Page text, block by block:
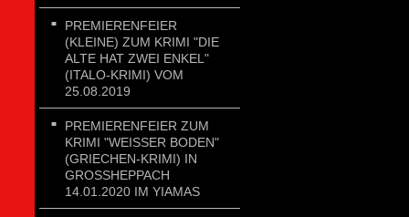
PREMIERENFEIER
(KLEINE) ZUM KRIMI "DIE
ALTE HAT ZWEI ENKEL"
(ITALO-KRIMI) VOM
25.08.2019
PREMIERENFEIER ZUM
KRIMI "WEISSER BODEN"
(GRIECHEN-KRIMI) IN
GROSSHEPPACH 1
4.01.2020 IM YIAMAS